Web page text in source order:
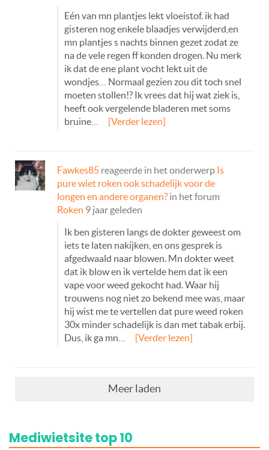
Eén van mn plantjes lekt vloeistof. ik had
gisteren nog enkele blaadjes verwijderd,en
mn plantjes s nachts binnen gezet zodat ze
na de vele regen ff konden drogen. Nu merk
ik dat de ene plant vocht lekt uit de
wondjes… Normaal gezien zou dit toch snel
moeten stollen!? Ik vrees dat hij wat ziek is,
heeft ook vergelende bladeren met soms
bruine…
[Verder lezen]
Fawkes85 reageerde in het onderwerp Is
pure wiet roken ook schadelijk voor de
longen en andere organen? in het forum
Roken 9 jaar geleden
Ik ben gisteren langs de dokter geweest om
iets te laten nakijken, en ons gesprek is
afgedwaald naar blowen. Mn dokter weet
dat ik blow en ik vertelde hem dat ik een
vape voor weed gekocht had. Waar hij
trouwens nog niet zo bekend mee was, maar
hij wist me te vertellen dat pure weed roken
30x minder schadelijk is dan met tabak erbij.
Dus, ik ga mn…
[Verder lezen]
Meer laden
Mediwietsite top 10